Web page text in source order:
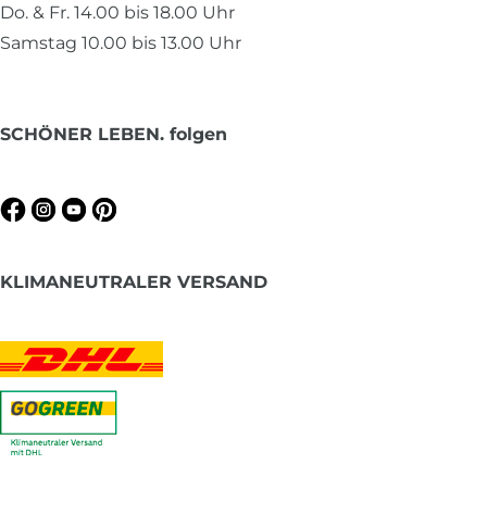
Do. & Fr. 14.00 bis 18.00 Uhr
Samstag 10.00 bis 13.00 Uhr
SCHÖNER LEBEN. folgen
KLIMANEUTRALER VERSAND